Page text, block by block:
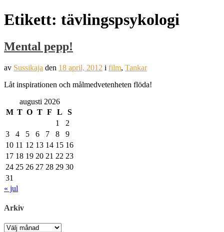
Etikett: tävlingspsykologi
Mental pepp!
av Sussikaja den 18 april, 2012 i film, Tankar
Låt inspirationen och målmedvetenheten flöda!
augusti 2026
M T O T F L
S
1
2
3
4 5 6 7 8
9
10 11 12 13 14 15 16
17 18 19 20 21 22 23
24 25 26 27 28 29 30
31
« jul
Arkiv
Arkiv